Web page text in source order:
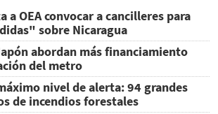
a OEA convocar a cancilleres para
sobre Nicaragua
abordan más financiamiento
del metro
nivel de alerta: 94 grandes
de incendios forestales